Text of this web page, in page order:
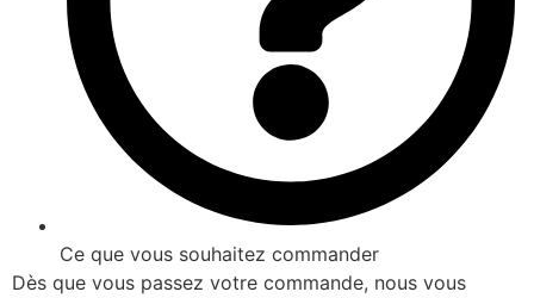
Ce que vous souhaitez commander
Dès que vous passez votre commande, nous vous